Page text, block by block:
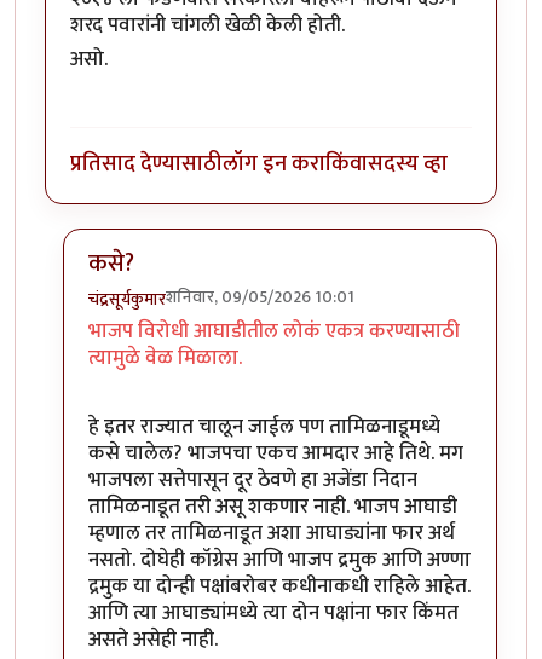
शरद पवारांनी चांगली खेळी केली होती.
असो.
प्रतिसाद देण्यासाठीलॉग इन कराकिंवासदस्य व्हा
कसे?
चंद्रसूर्यकुमारशनिवार, 09/05/2026 10:01
In reply toमला वाटते इथे काँग्रेसने…byशाम भागवत
भाजप विरोधी आघाडीतील लोकं एकत्र करण्यासाठी
त्यामुळे वेळ मिळाला.
हे इतर राज्यात चालून जाईल पण तामिळनाडूमध्ये
कसे चालेल? भाजपचा एकच आमदार आहे तिथे. मग
भाजपला सत्तेपासून दूर ठेवणे हा अजेंडा निदान
तामिळनाडूत तरी असू शकणार नाही. भाजप आघाडी
म्हणाल तर तामिळनाडूत अशा आघाड्यांना फार अर्थ
नसतो. दोघेही कॉग्रेस आणि भाजप द्रमुक आणि अण्णा
द्रमुक या दोन्ही पक्षांबरोबर कधीनाकधी राहिले आहेत.
आणि त्या आघाड्यांमध्ये त्या दोन पक्षांना फार किंमत
असते असेही नाही.